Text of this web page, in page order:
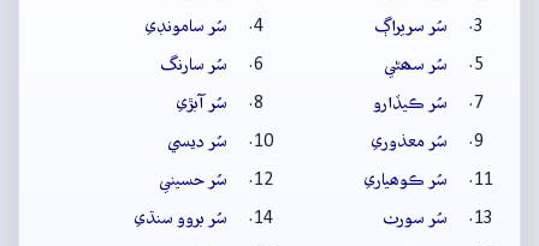
سُر سريراڳ
سُر سامونڊي
سُر سھڻي
سُر سارنگ
سُر ڪيڏارو
سُر آبڙي
سُر معذوري
سُر ديسي
سُر ڪوھياري
سُر حسيني
سُر سورٺ
سُر بروو سنڌي